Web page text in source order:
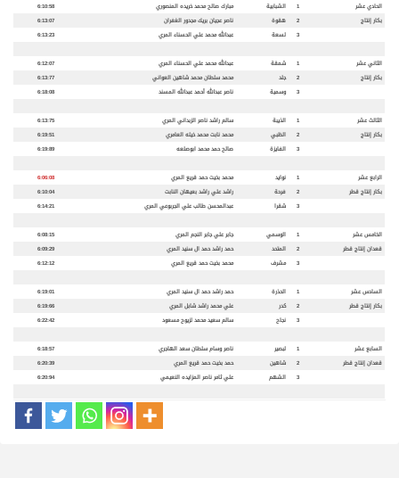
الحادي عشر 1 الشبابية مبارك صالح محمد خريده المنصوري
6:10:58
بكارإنتاج 2 هقوة ناصر عجيان بريك مجدور الغفران
6:13:07
3
لسعة عبدالله محمد علي الحسناء المري 6:13:23
الثاني عشر 1 شمقة عبدالله محمد علي الحسناء المري
6:12:07
بكارإنتاج 2 جلد محمد سلطان محمد شاهين العواني
6:13:77
3
وسمية ناصر عبدالله أحمد عبدالله المسند 6:18:08
الثالث عشر 1 الذيبة سالم راشد ناصر الزبداني المري
6:13:75
بكارإنتاج 2 الظبي محمد نابت محمد خيله العامري
6:19:51
3
الفايزة صالح حمد محمد ابوصلعه 6:19:89
الرابع عشر 1 نوايد محمد بخيت حمد قريع المري
6:06:08
بكارإنتاج قطر 2 فرحة راشد علي راشد بعيهان النابت
6:10:04
3
شقرا عبدالمحسن طالب علي الجربوعي المري 6:14:21
الخامس عشر 1 الوسمي جابر علي جابر النجم المري
6:08:15
قعدانإنتاج قطر 2 المتحد حمد راشد حمد ال سنيد المري
6:09:29
3
مشرف محمد بخيت حمد قريع المري 6:12:12
السادس عشر 1 الحذرة حمد راشد حمد ال سنيد المري
6:19:01
بكارإنتاج قطر 2 كدر علي محمد راشد شابل المري
6:19:66
3
نجاح سالم سعيد محمد لزيوح مسعود 6:22:42
السابع عشر 1 لبصير ناصر وسام سلطان سعد الهاجري
6:18:57
قعدانإنتاج قطر 2 شاهين حمد بخيت حمد قريع المري
6:20:39
3
الشهم علي ثامر ناصر المزايده النعيمي 6:20:94